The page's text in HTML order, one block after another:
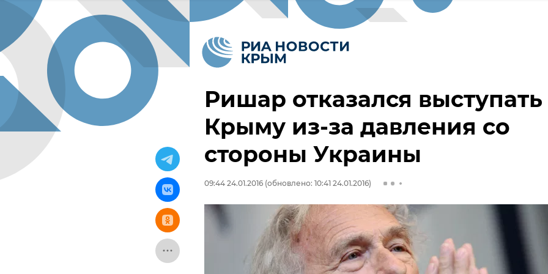
Ришар отказался выступать
Крыму из-за давления со
стороны Украины
09:44 24.01.2016 (обновлено: 10:41 24.01.2016)